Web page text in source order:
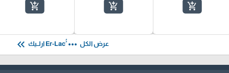
add_shopping_cart
add_shopping_cart
add_shopping_cart
عرض الكل more_horizُُEr-Lac ارلــيك keyboard_double_arrow_left